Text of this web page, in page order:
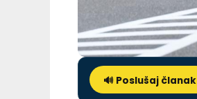
🔊 Poslušaj članak